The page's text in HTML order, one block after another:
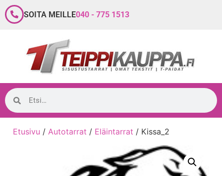
SOITA MEILLE040 - 775 1513
Etusivu / Autotarrat / Eläintarrat / Kissa_2